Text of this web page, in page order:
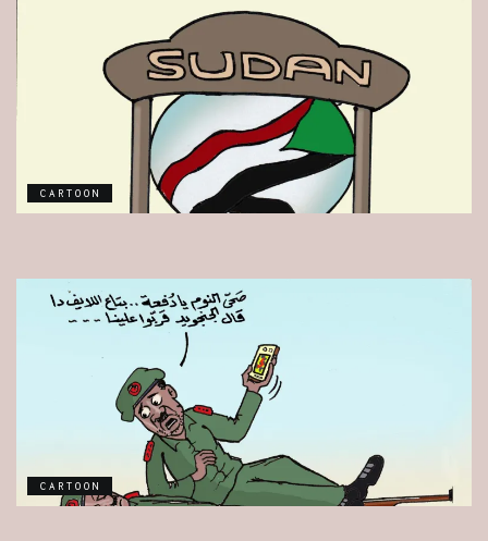
CARTOON
CARTOON